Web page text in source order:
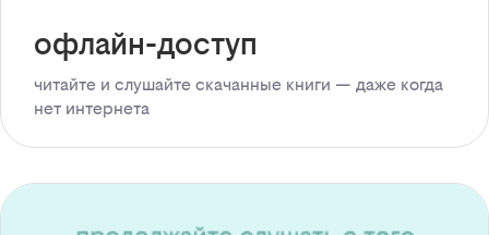
офлайн-доступ
читайте и слушайте скачанные книги — даже когда
нет интернета